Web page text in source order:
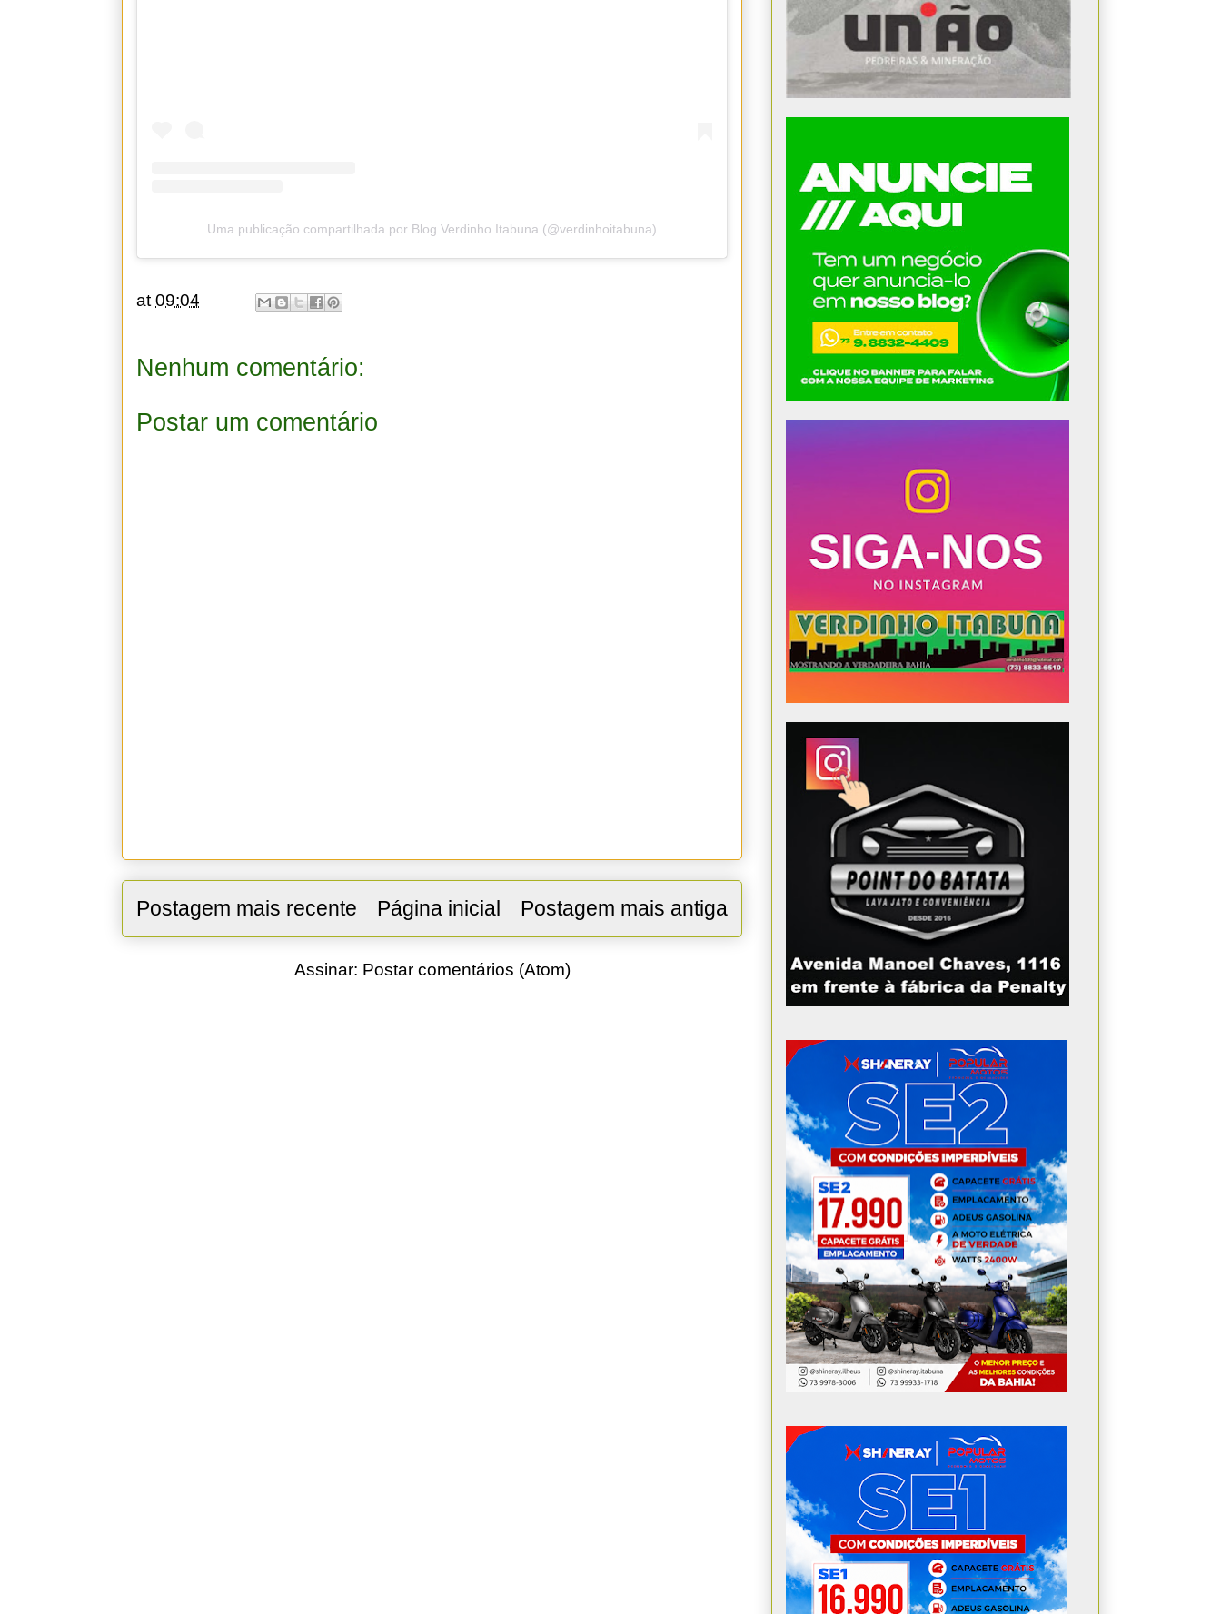
Uma publicação compartilhada por Blog Verdinho Itabuna (@verdinhoitabuna)
at09:04
Nenhum comentário:
Postar um comentário
Postagem mais recente Postagem mais antiga
Página inicial
Assinar: Postar comentários (Atom)